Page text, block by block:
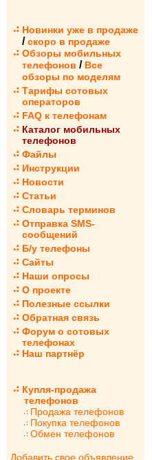
Новинки уже в продаже
/ скоро в продаже
Обзоры мобильных
телефонов / Все
обзоры по моделям
Тарифы сотовых
операторов
FAQ к телефонам
Каталог мобильных
телефонов
Файлы
Инструкции
Новости
Статьи
Словарь терминов
Отправка SMS-
сообщений
Б/у телефоны
Сайты
Наши опросы
О проекте
Полезные ссылки
Обратная связь
Форум о сотовых
телефонах
Наш партнёр
Купля-продажа
телефонов
Продажа телефонов
Покупка телефонов
Обмен телефонов
Добавить свое объявление